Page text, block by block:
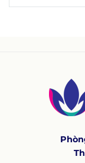
khoăn: đây là
gì, nevi là gì, cơ
thành, cách
bớt nevus
được áp dụng
trên thế